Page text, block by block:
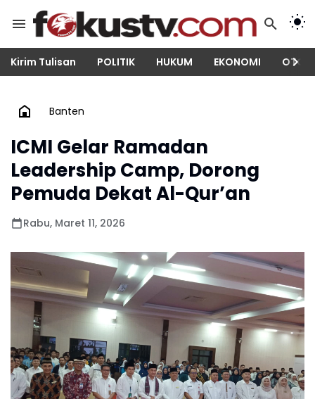
Kirim Tulisan POLITIK HUKUM EKONOMI
Banten
ICMI Gelar Ramadan
Leadership Camp, Dorong
Pemuda Dekat Al-Qur’an
Rabu, Maret 11, 2026